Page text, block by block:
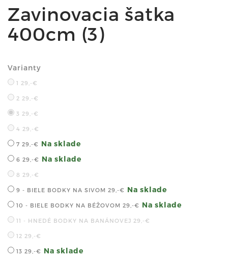
Zavinovacia šatka
400cm (3)
Varianty
1 29,-€
2 29,-€
3 29,-€
4 29,-€
7 29,-€ Na sklade
6 29,-€ Na sklade
8 29,-€
9 - BIELE BODKY NA SIVOM 29,-€ Na sklade
10 - BIELE BODKY NA BÉŽOVOM 29,-€ Na sklade
11 - HNEDÉ BODKY NA BANÁNOVEJ 29,-€
12 29,-€
13 29,-€ Na sklade